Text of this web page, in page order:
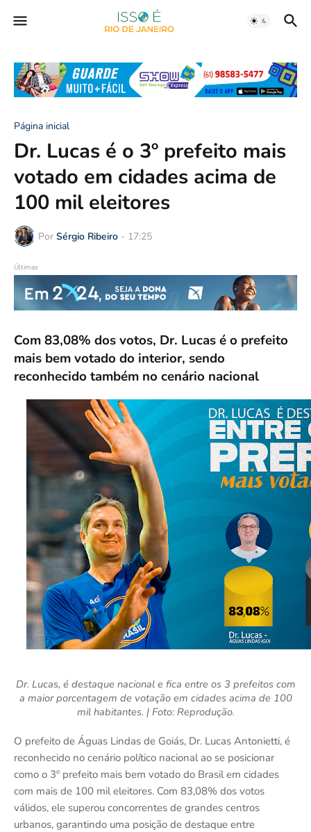
Página inicial
Dr. Lucas é o 3º prefeito mais
votado em cidades acima de
100 mil eleitores
Por Sérgio Ribeiro - 17:25
Últimas
Com 83,08% dos votos, Dr. Lucas é o prefeito
mais bem votado do interior, sendo
reconhecido também no cenário nacional
Dr. Lucas, é destaque nacional e fica entre os 3 prefeitos com
a maior porcentagem de votação em cidades acima de 100
mil habitantes. | Foto: Reprodução.
O prefeito de Águas Lindas de Goiás, Dr. Lucas Antonietti, é
reconhecido no cenário político nacional ao se posicionar
como o 3º prefeito mais bem votado do Brasil em cidades
com mais de 100 mil eleitores. Com 83,08% dos votos
válidos, ele superou concorrentes de grandes centros
urbanos, garantindo uma posição de destaque entre